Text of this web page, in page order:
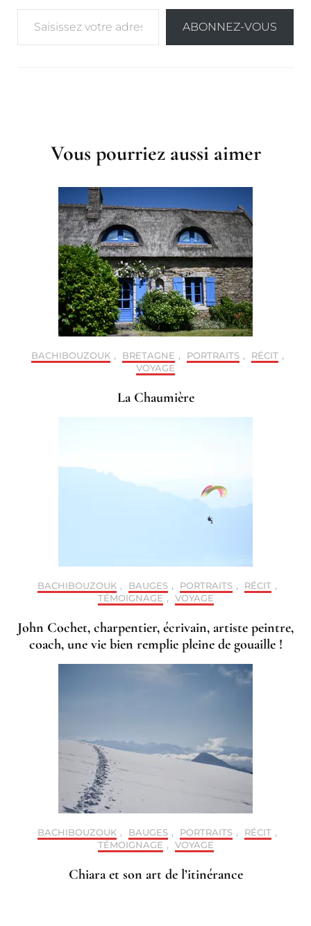
Saisissez votre adresse e-mail…
ABONNEZ-VOUS
Vous pourriez aussi aimer
BACHIBOUZOUK , BRETAGNE , PORTRAITS , RÉCIT ,
VOYAGE
La Chaumière
BACHIBOUZOUK , BAUGES , PORTRAITS , RÉCIT ,
TÉMOIGNAGE , VOYAGE
John Cochet, charpentier, écrivain, artiste peintre,
coach, une vie bien remplie pleine de gouaille !
BACHIBOUZOUK , BAUGES , PORTRAITS , RÉCIT ,
TÉMOIGNAGE , VOYAGE
Chiara et son art de l’itinérance